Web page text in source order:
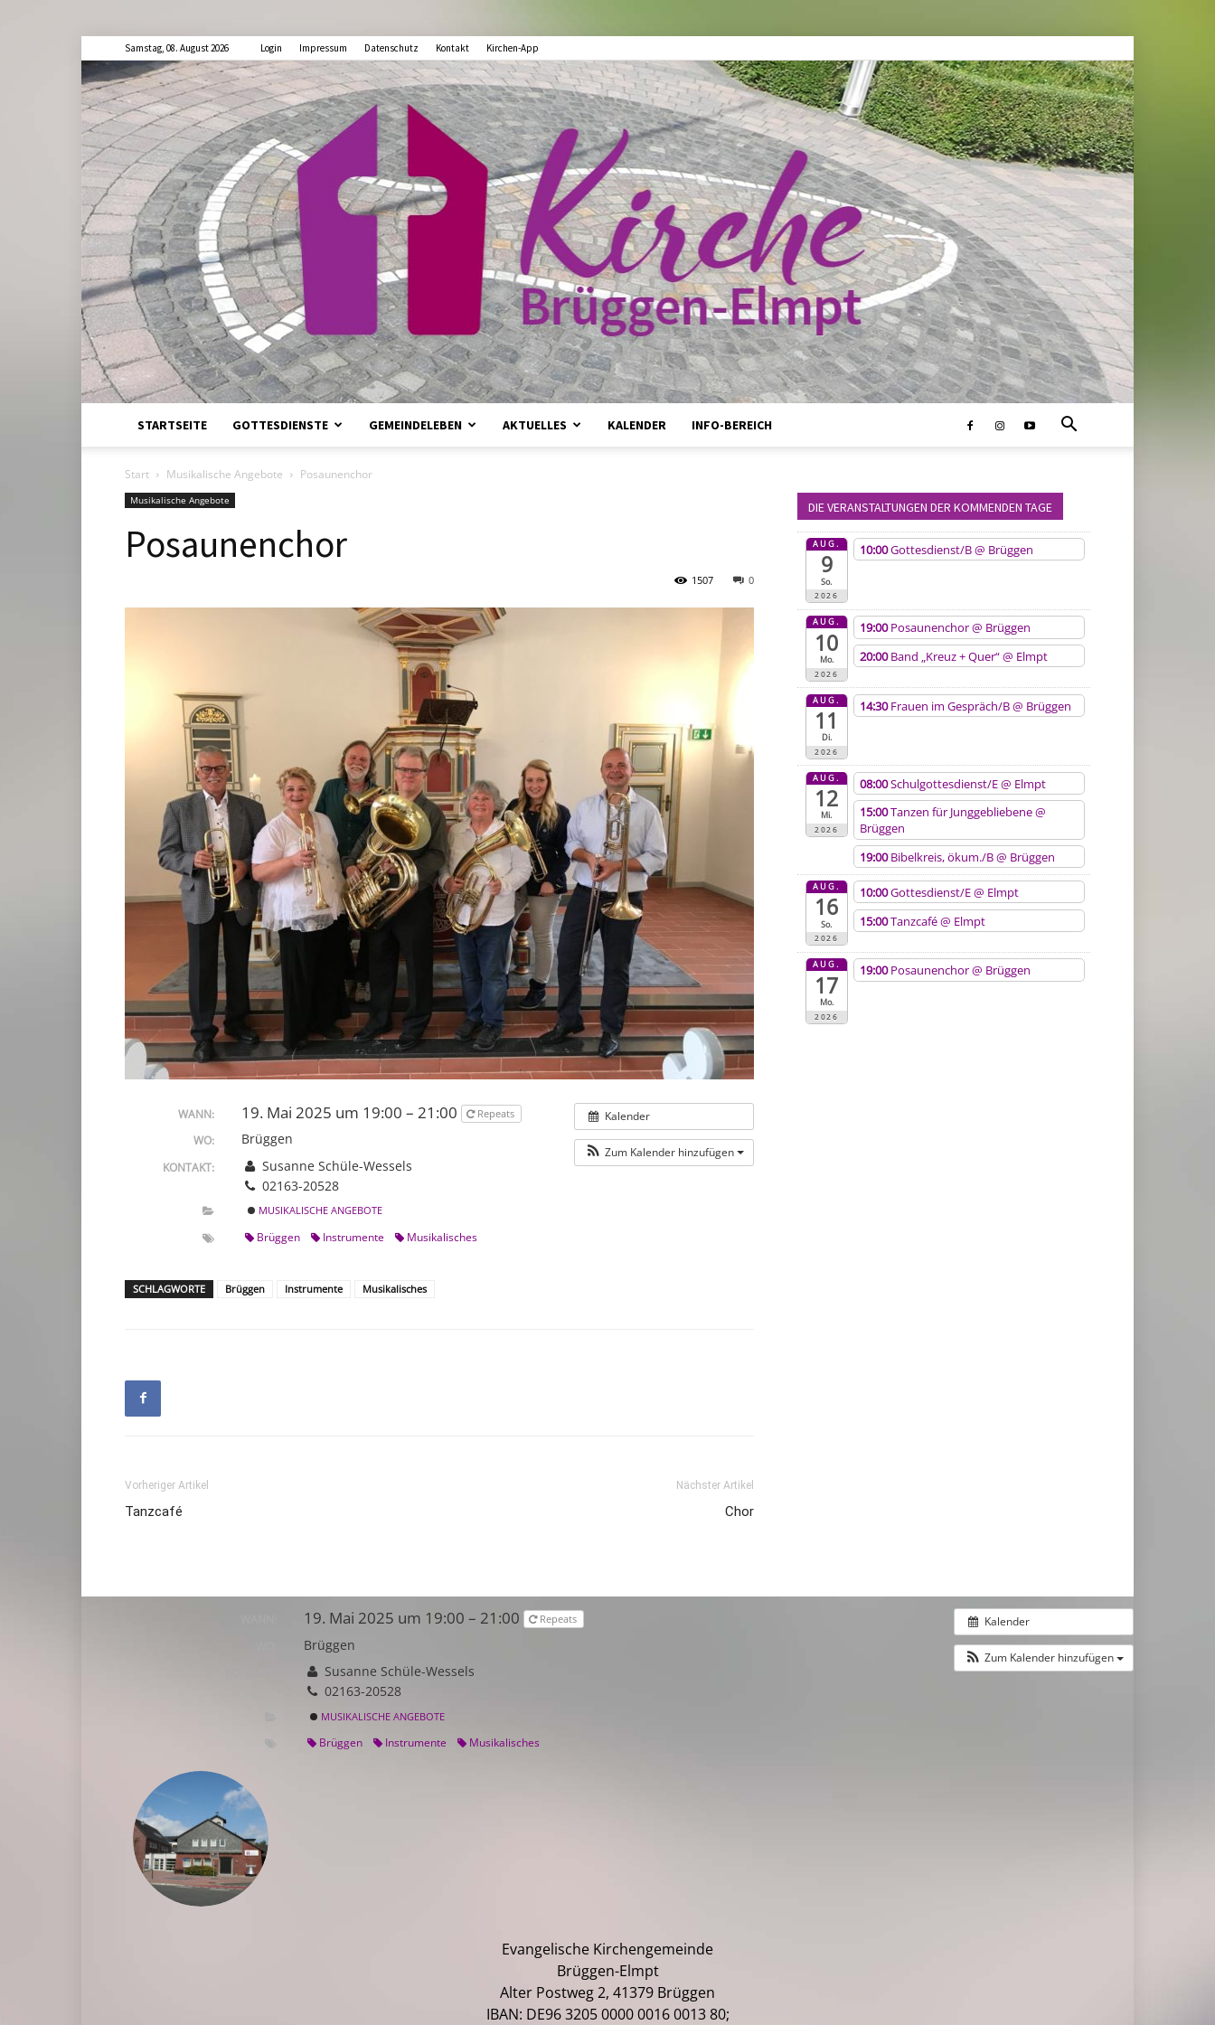
Samstag, 08. August 2026 Login Impressum Datenschutz Kontakt Kirchen-App
STARTSEITE GOTTESDIENSTE GEMEINDELEBEN AKTUELLES KALENDER INFO-BEREICH
Start Musikalische Angebote Posaunenchor
Musikalische Angebote
Posaunenchor
0
1507
Kalender
Zum Kalender hinzufügen
WANN: 19. Mai 2025 um 19:00 – 21:00 Repeats
WO: Brüggen
KONTAKT:
Susanne Schüle-Wessels
02163-20528
MUSIKALISCHE ANGEBOTE
Brüggen Instrumente Musikalisches
SCHLAGWORTE Brüggen Instrumente Musikalisches
Vorheriger Artikel
Tanzcafé
Nächster Artikel
Chor
DIE VERANSTALTUNGEN DER KOMMENDEN TAGE
AUG.
9
So.
2026
10:00Gottesdienst/B@ Brüggen
AUG.
10
Mo.
2026
19:00Posaunenchor@ Brüggen
20:00Band „Kreuz + Quer“@ Elmpt
AUG.
11
Di.
2026
14:30Frauen im Gespräch/B@ Brüggen
AUG.
12
Mi.
2026
08:00Schulgottesdienst/E@ Elmpt
15:00Tanzen für Junggebliebene@
Brüggen
19:00Bibelkreis, ökum./B@ Brüggen
AUG.
16
So.
2026
10:00Gottesdienst/E@ Elmpt
15:00Tanzcafé@ Elmpt
AUG.
17
Mo.
2026
19:00Posaunenchor@ Brüggen
Kalender
Zum Kalender hinzufügen
19. Mai 2025 um 19:00 – 21:00 Repeats
Brüggen
Susanne Schüle-Wessels
02163-20528
MUSIKALISCHE ANGEBOTE
Brüggen Instrumente Musikalisches
Evangelische Kirchengemeinde
Brüggen-Elmpt
Alter Postweg 2, 41379 Brüggen
IBAN: DE96 3205 0000 0016 0013 80;